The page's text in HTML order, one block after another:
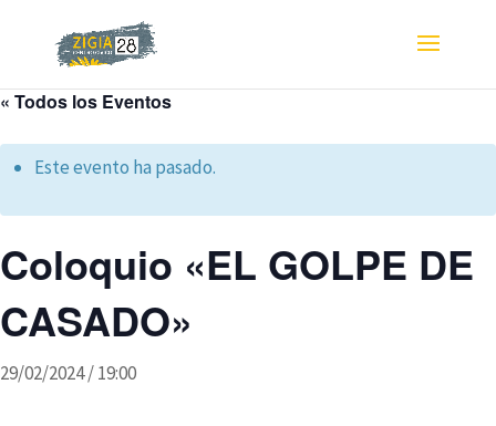
« Todos los Eventos
Este evento ha pasado.
Coloquio «EL GOLPE DE
CASADO»
29/02/2024 / 19:00